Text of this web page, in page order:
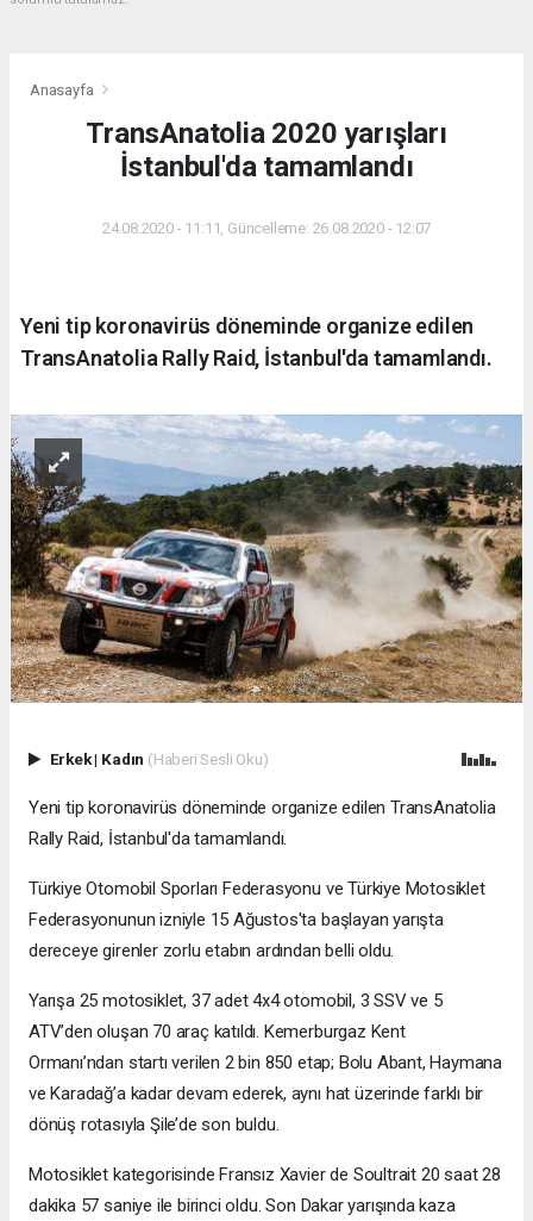
Anasayfa
TransAnatolia 2020 yarışları
İstanbul'da tamamlandı
24.08.2020 - 11:11, Güncelleme: 26.08.2020 - 12:07
Yeni tip koronavirüs döneminde organize edilen
TransAnatolia Rally Raid, İstanbul'da tamamlandı.
Erkek| Kadın (Haberi Sesli Oku)
Yeni tip koronavirüs döneminde organize edilen TransAnatolia
Rally Raid, İstanbul'da tamamlandı.
Türkiye Otomobil Sporları Federasyonu ve Türkiye Motosiklet
Federasyonunun izniyle 15 Ağustos'ta başlayan yarışta
dereceye girenler zorlu etabın ardından belli oldu.
Yarışa 25 motosiklet, 37 adet 4x4 otomobil, 3 SSV ve 5
ATV’den oluşan 70 araç katıldı. Kemerburgaz Kent
Ormanı’ndan startı verilen 2 bin 850 etap; Bolu Abant, Haymana
ve Karadağ’a kadar devam ederek, aynı hat üzerinde farklı bir
dönüş rotasıyla Şile’de son buldu.
Motosiklet kategorisinde Fransız Xavier de Soultrait 20 saat 28
dakika 57 saniye ile birinci oldu. Son Dakar yarışında kaza